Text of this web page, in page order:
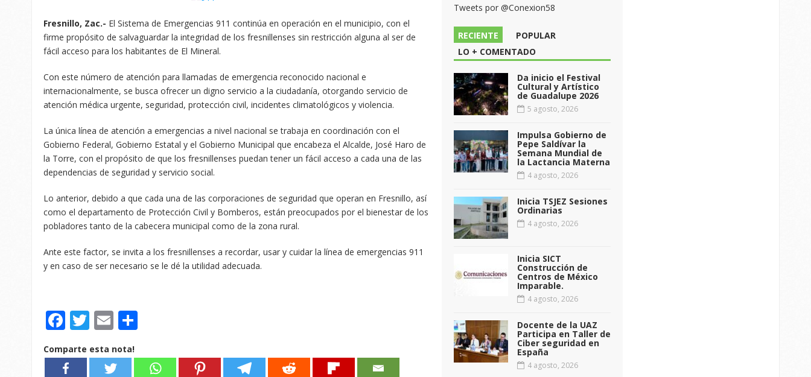
Fresnillo, Zac.- El Sistema de Emergencias 911 continúa en operación en el municipio, con el
firme propósito de salvaguardar la integridad de los fresnillenses sin restricción alguna al ser de
fácil acceso para los habitantes de El Mineral.
Con este número de atención para llamadas de emergencia reconocido nacional e
internacionalmente, se busca ofrecer un digno servicio a la ciudadanía, otorgando servicio de
atención médica urgente, seguridad, protección civil, incidentes climatológicos y violencia.
La única línea de atención a emergencias a nivel nacional se trabaja en coordinación con el
Gobierno Federal, Gobierno Estatal y el Gobierno Municipal que encabeza el Alcalde, José Haro de
la Torre, con el propósito de que los fresnillenses puedan tener un fácil acceso a cada una de las
dependencias de seguridad y servicio social.
Lo anterior, debido a que cada una de las corporaciones de seguridad que operan en Fresnillo, así
como el departamento de Protección Civil y Bomberos, están preocupados por el bienestar de los
pobladores tanto de la cabecera municipal como de la zona rural.
Ante este factor, se invita a los fresnillenses a recordar, usar y cuidar la línea de emergencias 911
y en caso de ser necesario se le dé la utilidad adecuada.
Facebook
Twitter
Email
Comparte esta nota!
Tweets por @Conexion58
RECIENTE
POPULAR
LO + COMENTADO
Da inicio el Festival
Cultural y Artístico
de Guadalupe 2026
5 agosto, 2026
Impulsa Gobierno de
Pepe Saldívar la
Semana Mundial de
la Lactancia Materna
4 agosto, 2026
Inicia TSJEZ Sesiones
Ordinarias
4 agosto, 2026
Inicia SICT
Construcción de
Centros de México
Imparable.
4 agosto, 2026
Docente de la UAZ
Participa en Taller de
Ciber seguridad en
España
4 agosto, 2026